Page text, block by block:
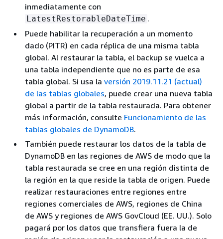
inmediatamente con
LatestRestorableDateTime .
Puede habilitar la recuperación a un momento
dado (PITR) en cada réplica de una misma tabla
global. Al restaurar la tabla, el backup se vuelca a
una tabla independiente que no es parte de esa
tabla global. Si usa la versión 2019.11.21 (actual)
de las tablas globales, puede crear una nueva tabla
global a partir de la tabla restaurada. Para obtener
más información, consulte Funcionamiento de las
tablas globales de DynamoDB.
También puede restaurar los datos de la tabla de
DynamoDB en las regiones de AWS de modo que la
tabla restaurada se cree en una región distinta de
la región en la que reside la tabla de origen. Puede
realizar restauraciones entre regiones entre
regiones comerciales de AWS, regiones de China
de AWS y regiones de AWS GovCloud (EE. UU.). Solo
pagará por los datos que transfiera fuera la de